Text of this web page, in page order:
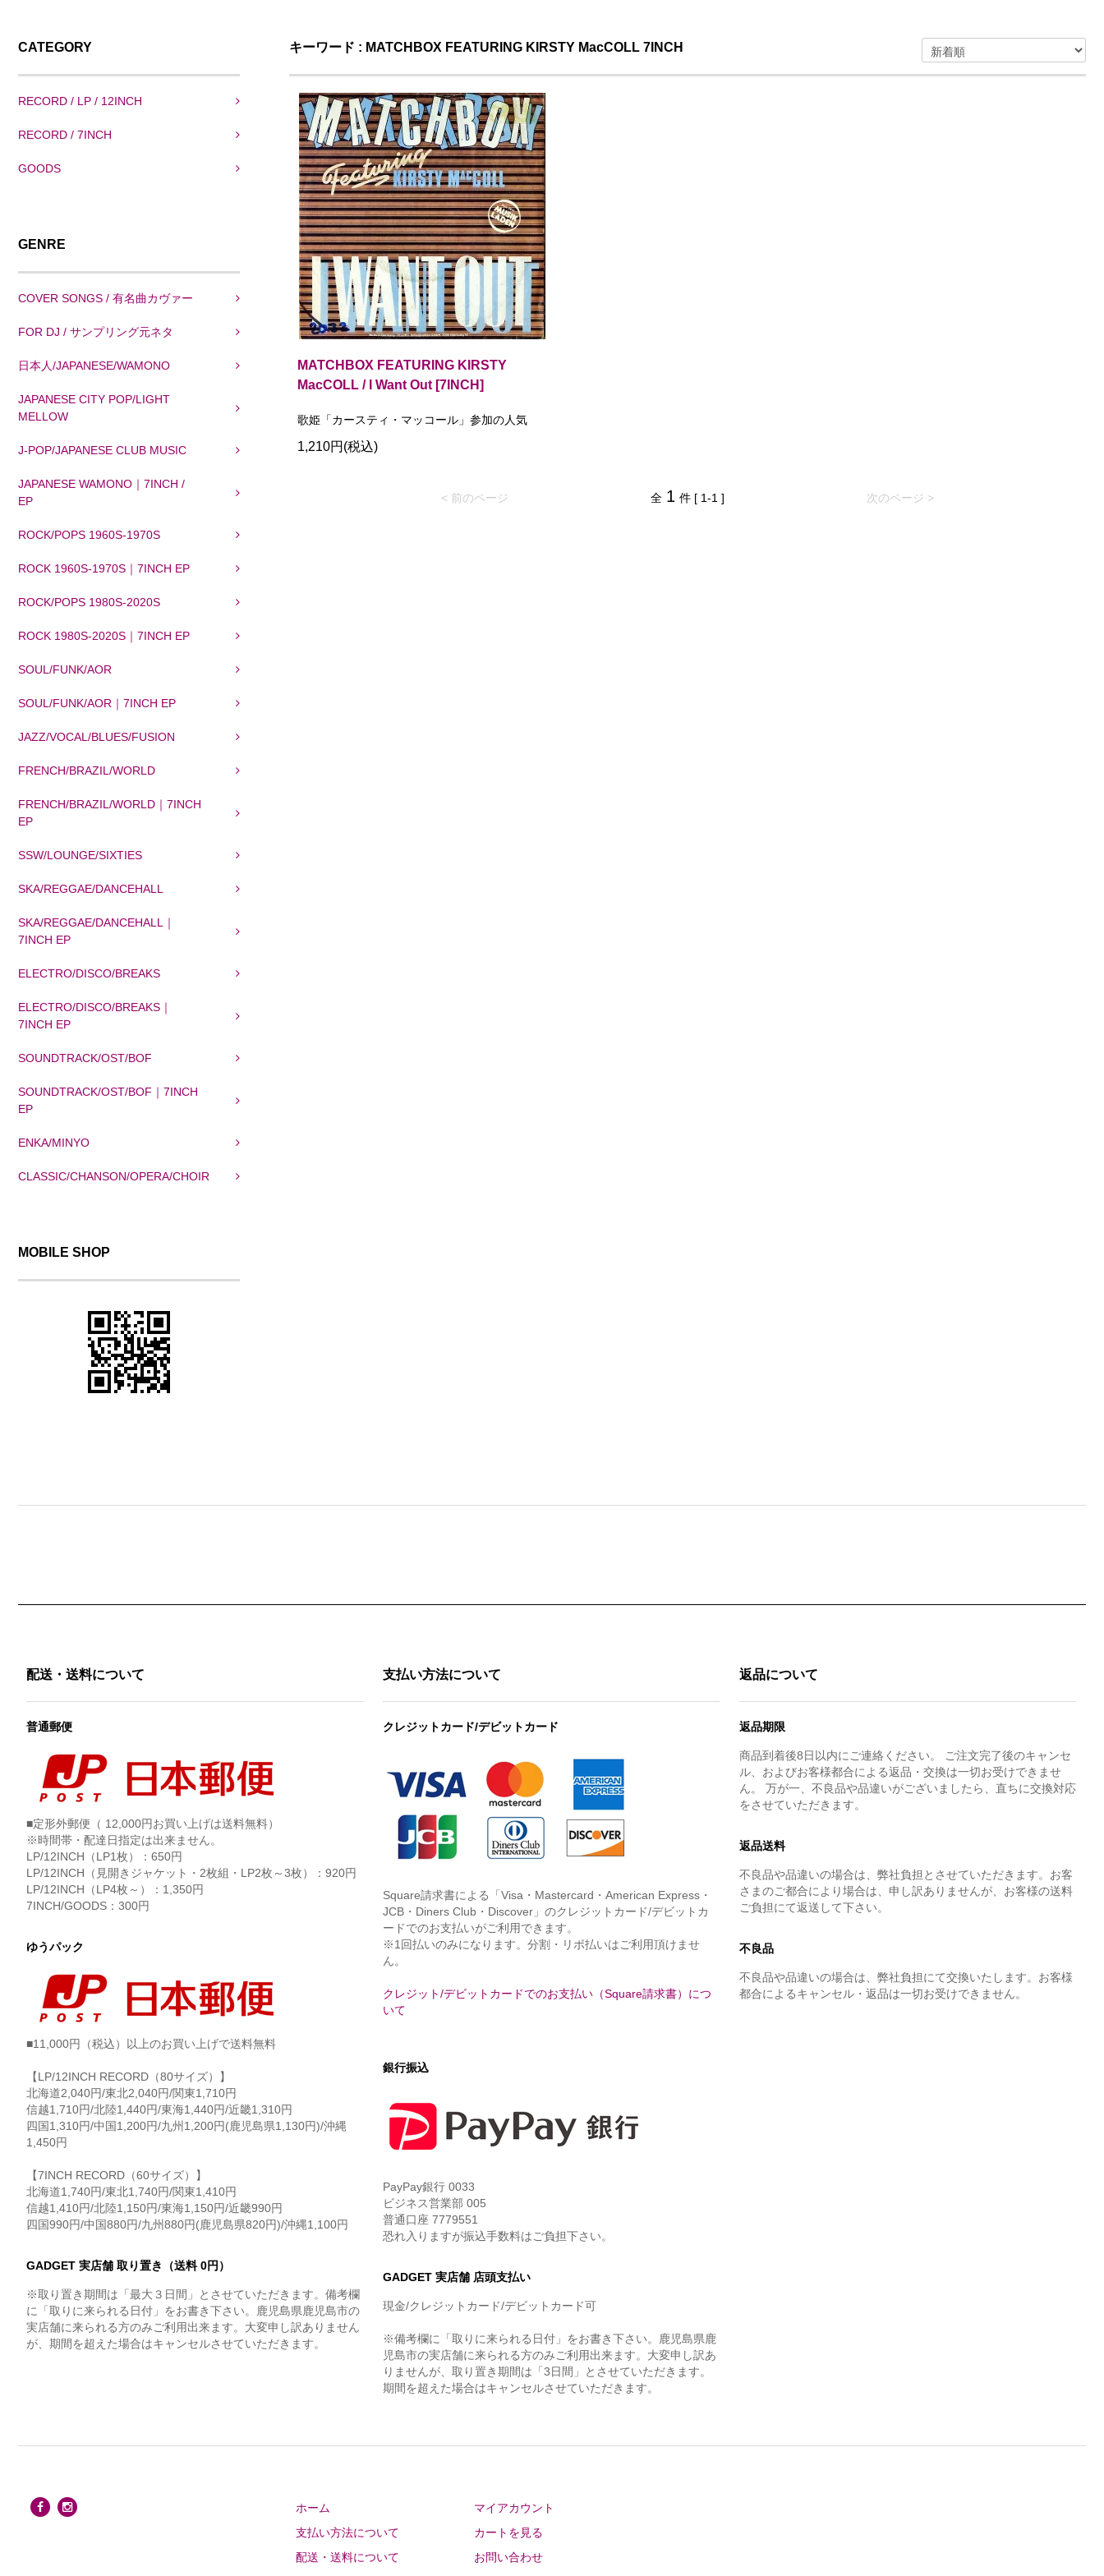
CATEGORY
RECORD / LP / 12INCH
RECORD / 7INCH
GOODS
GENRE
COVER SONGS / 有名曲カヴァー
FOR DJ / サンプリング元ネタ
日本人/JAPANESE/WAMONO
JAPANESE CITY POP/LIGHT
MELLOW
J-POP/JAPANESE CLUB MUSIC
JAPANESE WAMONO｜7INCH /
EP
ROCK/POPS 1960S-1970S
ROCK 1960S-1970S｜7INCH EP
ROCK/POPS 1980S-2020S
ROCK 1980S-2020S｜7INCH EP
SOUL/FUNK/AOR
SOUL/FUNK/AOR｜7INCH EP
JAZZ/VOCAL/BLUES/FUSION
FRENCH/BRAZIL/WORLD
FRENCH/BRAZIL/WORLD｜7INCH
EP
SSW/LOUNGE/SIXTIES
SKA/REGGAE/DANCEHALL
SKA/REGGAE/DANCEHALL｜
7INCH EP
ELECTRO/DISCO/BREAKS
ELECTRO/DISCO/BREAKS｜
7INCH EP
SOUNDTRACK/OST/BOF
SOUNDTRACK/OST/BOF｜7INCH
EP
ENKA/MINYO
CLASSIC/CHANSON/OPERA/CHOIR
MOBILE SHOP
キーワード : MATCHBOX FEATURING KIRSTY MacCOLL 7INCH
MATCHBOX FEATURING KIRSTY
MacCOLL / I Want Out [7INCH]
歌姫「カースティ・マッコール」参加の人気
1,210円(税込)
< 前のページ 次のページ >
全 1 件 [ 1-1 ]
配送・送料について
普通郵便
■定形外郵便（ 12,000円お買い上げは送料無料）
※時間帯・配達日指定は出来ません。
LP/12INCH（LP1枚）：650円
LP/12INCH（見開きジャケット・2枚組・LP2枚～3枚）：920円
LP/12INCH（LP4枚～）：1,350円
7INCH/GOODS：300円
ゆうパック
■11,000円（税込）以上のお買い上げで送料無料
【LP/12INCH RECORD（80サイズ）】
北海道2,040円/東北2,040円/関東1,710円
信越1,710円/北陸1,440円/東海1,440円/近畿1,310円
四国1,310円/中国1,200円/九州1,200円(鹿児島県1,130円)/沖縄
1,450円
【7INCH RECORD（60サイズ）】
北海道1,740円/東北1,740円/関東1,410円
信越1,410円/北陸1,150円/東海1,150円/近畿990円
四国990円/中国880円/九州880円(鹿児島県820円)/沖縄1,100円
GADGET 実店舗 取り置き（送料 0円）
※取り置き期間は「最大３日間」とさせていただきます。備考欄
に「取りに来られる日付」をお書き下さい。鹿児島県鹿児島市の
実店舗に来られる方のみご利用出来ます。大変申し訳ありません
が、期間を超えた場合はキャンセルさせていただきます。
支払い方法について
クレジットカード/デビットカード
Square請求書による「Visa・Mastercard・American Express・
JCB・Diners Club・Discover」のクレジットカード/デビットカ
ードでのお支払いがご利用できます。
※1回払いのみになります。分割・リボ払いはご利用頂けませ
ん。
クレジット/デビットカードでのお支払い（Square請求書）につ
いて
銀行振込
PayPay銀行 0033
ビジネス営業部 005
普通口座 7779551
恐れ入りますが振込手数料はご負担下さい。
GADGET 実店舗 店頭支払い
現金/クレジットカード/デビットカード可
※備考欄に「取りに来られる日付」をお書き下さい。鹿児島県鹿
児島市の実店舗に来られる方のみご利用出来ます。大変申し訳あ
りませんが、取り置き期間は「3日間」とさせていただきます。
期間を超えた場合はキャンセルさせていただきます。
返品について
返品期限
商品到着後8日以内にご連絡ください。 ご注文完了後のキャンセ
ル、およびお客様都合による返品・交換は一切お受けできませ
ん。 万が一、不良品や品違いがございましたら、直ちに交換対応
をさせていただきます。
返品送料
不良品や品違いの場合は、弊社負担とさせていただきます。お客
さまのご都合により場合は、申し訳ありませんが、お客様の送料
ご負担にて返送して下さい。
不良品
不良品や品違いの場合は、弊社負担にて交換いたします。お客様
都合によるキャンセル・返品は一切お受けできません。
ホーム
支払い方法について
配送・送料について
マイアカウント
カートを見る
お問い合わせ